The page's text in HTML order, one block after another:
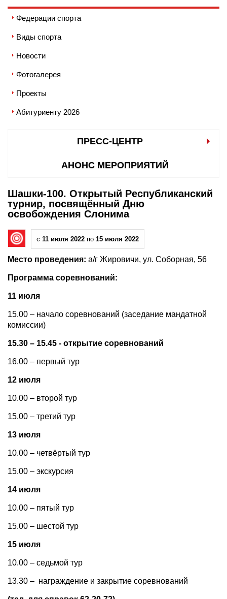
Федерации спорта
Виды спорта
Новости
Фотогалерея
Проекты
Абитуриенту 2026
ПРЕСС-ЦЕНТР
АНОНС МЕРОПРИЯТИЙ
Шашки-100. Открытый Республиканский
турнир, посвящённый Дню
освобождения Слонима
с 11 июля 2022 по 15 июля 2022
Место проведения: а/г Жировичи, ул. Соборная, 56
Программа соревнований:
11 июля
15.00 – начало соревнований (заседание мандатной
комиссии)
15.30 – 15.45 - открытие соревнований
16.00 – первый тур
12 июля
10.00 – второй тур
15.00 – третий тур
13 июля
10.00 – четвёртый тур
15.00 – экскурсия
14 июля
10.00 – пятый тур
15.00 – шестой тур
15 июля
10.00 – седьмой тур
13.30 – награждение и закрытие соревнований